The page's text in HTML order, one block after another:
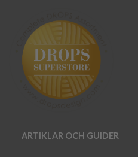
ARTIKLAR OCH GUIDER